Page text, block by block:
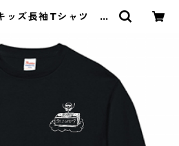
ッズ長袖Tシャツ ブ